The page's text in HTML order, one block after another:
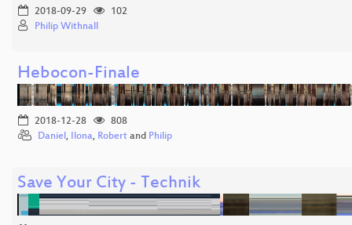
2018-09-29
102
Philip Withnall
Hebocon-Finale
2018-12-28
808
Daniel, Ilona, Robert and Philip
Save Your City - Technik